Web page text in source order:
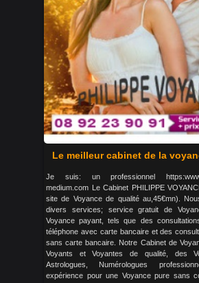
Le meilleur cabinet de la
Je suis: un professionnel
medium.com Le Cabinet PHILIPPE
site de Voyance de qualité au,45€mn).
divers services; service gratuit de
Voyance payant, tels que des
téléphone avec carte bancaire et des
sans carte bancaire. Notre Cabinet de
Voyants et Voyantes de qualité, des
Astrologues, Numérologues
expérience pour une Voyance pure sans